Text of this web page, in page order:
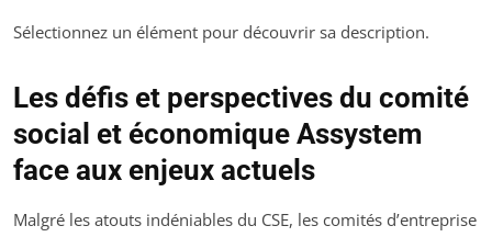
Sélectionnez un élément pour découvrir sa description.
Les défis et perspectives du comité
social et économique Assystem
face aux enjeux actuels
Malgré les atouts indéniables du CSE, les comités d’entreprise